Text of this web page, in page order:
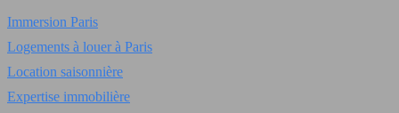
Immersion Paris
Logements à louer à Paris
Location saisonnière
Expertise immobilière